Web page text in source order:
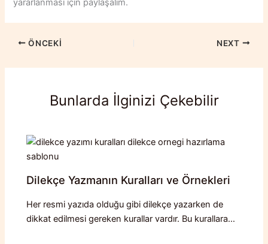
yararlanması için paylaşalım.
ÖNCEKI NEXT
Bunlarda İlginizi Çekebilir
Dilekçe Yazmanın Kuralları ve Örnekleri
Her resmi yazıda olduğu gibi dilekçe yazarken de
dikkat edilmesi gereken kurallar vardır. Bu kurallara…